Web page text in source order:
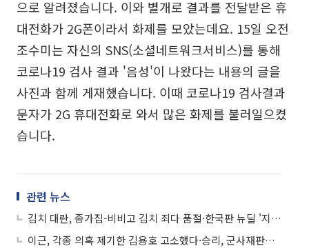
으로 알려졌습니다. 이와 별개로 결과를 전달받은 휴
대전화가 2G폰이라서 화제를 모았는데요. 15일 오전
조수미는 자신의 SNS(소셜네트워크서비스)를 통해
코로나19 검사 결과 '음성'이 나왔다는 내용의 글을
사진과 함께 게재했습니다. 이때 코로나19 검사결과
문자가 2G 휴대전화로 와서 많은 화제를 불러일으켰
습니다.
관련 뉴스
김치 대란, 종가집-비비고 김치 죄다 품절·한국판 뉴딜 '지역 균형' 확장에 75조 外 (경제)
이근, 각종 의혹 제기한 김용호 고소했다·승리, 군사재판서 정준영-유인석 증인채택·'가짜사나이' 정은주 퇴폐업소 출입 의혹에 소방본부 감찰·호날두 코로나19 확진·'동상이몽2' 오지호-은보아 부부 합류 (연예)